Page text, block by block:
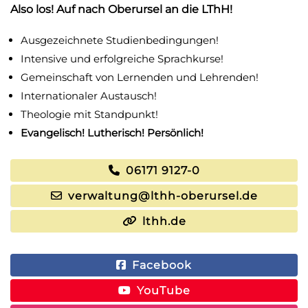
Also los! Auf nach Oberursel an die LThH!
Ausgezeichnete Studienbedingungen!
Intensive und erfolgreiche Sprachkurse!
Gemeinschaft von Lernenden und Lehrenden!
Internationaler Austausch!
Theologie mit Standpunkt!
Evangelisch! Lutherisch! Persönlich!
06171 9127-0
verwaltung@lthh-oberursel.de
lthh.de
Facebook
YouTube